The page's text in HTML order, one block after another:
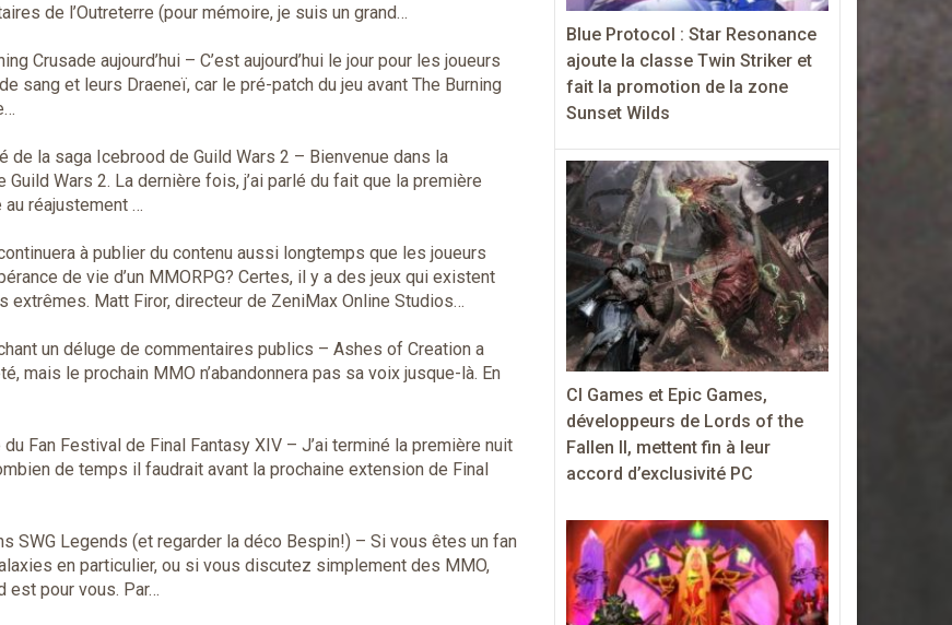
de l’Outreterre (pour mémoire, je suis un grand…
Crusade aujourd’hui – C’est aujourd’hui le jour pour les joueurs
sang et leurs Draeneï, car le pré-patch du jeu avant The Burning
de la saga Icebrood de Guild Wars 2 – Bienvenue dans la
Wars 2. La dernière fois, j’ai parlé du fait que la première
réajustement …
à publier du contenu aussi longtemps que les joueurs
de vie d’un MMORPG? Certes, il y a des jeux qui existent
Matt Firor, directeur de ZeniMax Online Studios…
un déluge de commentaires publics – Ashes of Creation a
mais le prochain MMO n’abandonnera pas sa voix jusque-là. En
Fan Festival de Final Fantasy XIV – J’ai terminé la première nuit
de temps il faudrait avant la prochaine extension de Final
SWG Legends (et regarder la déco Bespin!) – Si vous êtes un fan
en particulier, ou si vous discutez simplement des MMO,
est pour vous. Par…
Blue Protocol : Star Resonance
ajoute la classe Twin Striker et
fait la promotion de la zone
Sunset Wilds
CI Games et Epic Games,
développeurs de Lords of the
Fallen II, mettent fin à leur
accord d’exclusivité PC